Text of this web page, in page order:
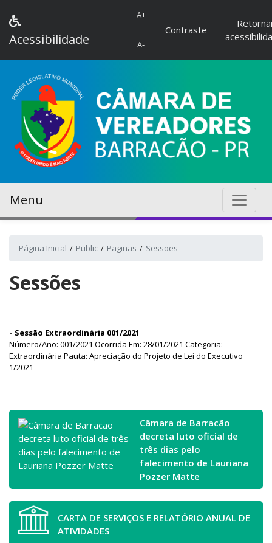
Acessibilidade
A+
A-
Contraste
Menu
Página Inicial Public Paginas Sessoes
Sessões
- Sessão Extraordinária 001/2021
Número/Ano: 001/2021 Ocorrida Em: 28/01/2021 Categoria:
Extraordinária Pauta: Apreciação do Projeto de Lei do Executivo
1/2021
Câmara de Barracão
decreta luto oficial de
três dias pelo
falecimento de Lauriana
Pozzer Matte
CARTA DE SERVIÇOS E RELATÓRIO ANUAL DE
ATIVIDADES